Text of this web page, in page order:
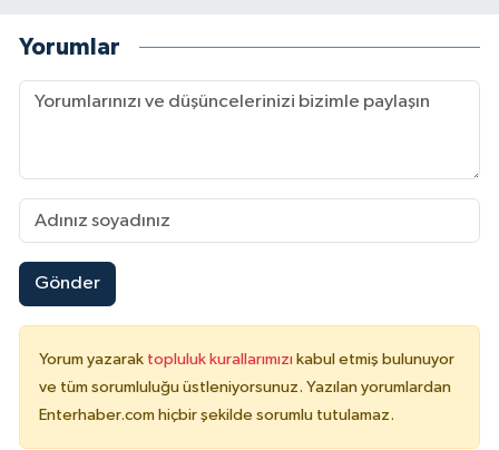
Yorumlar
Gönder
Yorum yazarak topluluk kurallarımızı kabul etmiş bulunuyor
ve tüm sorumluluğu üstleniyorsunuz. Yazılan yorumlardan
Enterhaber.com hiçbir şekilde sorumlu tutulamaz.